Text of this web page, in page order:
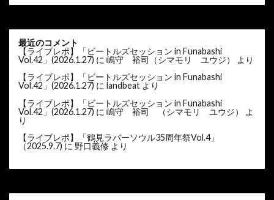
最近のコメント
【ライブレポ】「ビートルズセッション in Funabashi
Vol.42」(2026.1.27) に 嶋守 裕司（シマモリ ユウジ）
より
【ライブレポ】「ビートルズセッション in Funabashi
Vol.42」(2026.1.27) に landbeat より
【ライブレポ】「ビートルズセッション in Funabashi
Vol.42」(2026.1.27) に 嶋守 裕司 （シマモリ ユウジ）
よ
り
【ライブレポ】「鶴見ラバーソウル35周年祭Vol.4」
（2025.9.7) に 野口義修 より